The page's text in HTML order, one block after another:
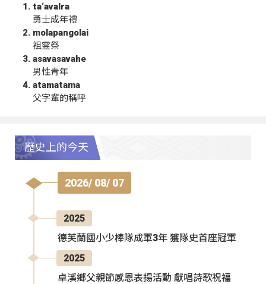
ta‘avalra
勇士成年禮
molapangolai
祖靈祭
asavasavahe
男性青年
atamatama
父字輩的稱呼
歷史上的今天
2026/ 08/ 07
2025
德芙蘭國小少棒隊成軍3年 獲隊史首座冠軍
2025
卓溪鄉父親節感恩表揚活動 獻唱詩歌祝福